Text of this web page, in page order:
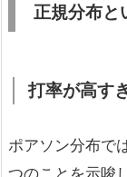
正規分布と
打率が高す
ポアソン分布で
つのことを示唆